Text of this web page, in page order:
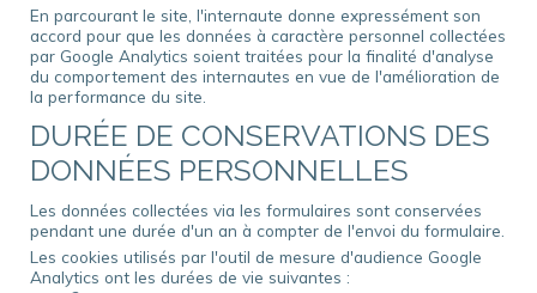
En parcourant le site, l'internaute donne expressément son
accord pour que les données à caractère personnel collectées
par Google Analytics soient traitées pour la finalité d'analyse
du comportement des internautes en vue de l'amélioration de
la performance du site.
DURÉE DE CONSERVATIONS DES
DONNÉES PERSONNELLES
Les données collectées via les formulaires sont conservées
pendant une durée d'un an à compter de l'envoi du formulaire.
Les cookies utilisés par l'outil de mesure d'audience Google
Analytics ont les durées de vie suivantes :